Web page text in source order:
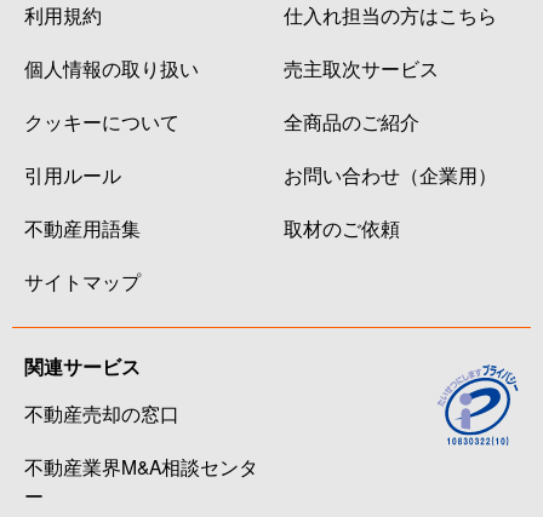
利用規約
個人情報の取り扱い
クッキーについて
引用ルール
不動産用語集
サイトマップ
仕入れ担当の方はこちら
売主取次サービス
全商品のご紹介
お問い合わせ（企業用）
取材のご依頼
関連サービス
不動産売却の窓口
不動産業界M&A相談センタ
ー